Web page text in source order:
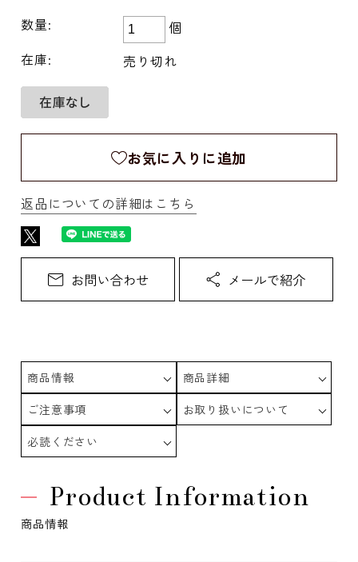
数量:
個
在庫:
売り切れ
お気に入りに追加
返品についての詳細はこちら
商品情報
商品詳細
ご注意事項
お取り扱いについて
必読ください
Product Information
商品情報